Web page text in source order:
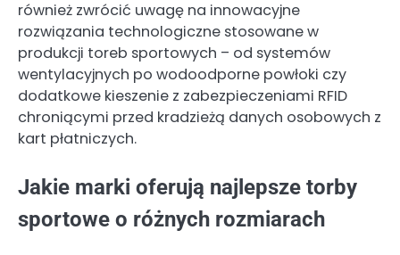
również zwrócić uwagę na innowacyjne
rozwiązania technologiczne stosowane w
produkcji toreb sportowych – od systemów
wentylacyjnych po wodoodporne powłoki czy
dodatkowe kieszenie z zabezpieczeniami RFID
chroniącymi przed kradzieżą danych osobowych z
kart płatniczych.
Jakie marki oferują najlepsze torby
sportowe o różnych rozmiarach